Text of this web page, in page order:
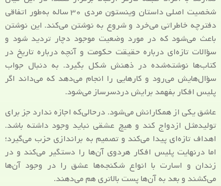
شخصیت اصلی داستان وینستون مردی ۳۰ ساله به‌طور اتفاقی
دفترچه خاطراتی می‌خرد و شروع به نوشتن می‌کند. این نوشتن
باعث می‌شود که در مورد وضعیت موجود دچار تردید شود و
سؤالات تازه‌ای درباره حقیقت حکومت و آنچه درباره تاریخ در
کتاب‌ها نوشته‌شده در ذهنش شکل بگیرد. به دنبال جواب
سؤال‌هایش می‌رود و کارهایی را انجام می‌دهد که می‌داند اگر
پلیس افکار بفهمد برایش دردسرساز می‌شود.
عاشق یکی از همکارانش می‌شود. درحالی‌که اجازه ندارد جز برای
تولیدمثل ازدواج کند و هیچ عشقی نباید وجود داشته باشد.
اهداف تازه‌ای پیدا می‌کند و تصمیم به براندازی حزب می‌گیرد؛
اما درنهایت پلیس افکار هردوی آن‌ها را دستگیر می‌کند و در
زندان و اسارت با انواع شکنجه‌ها عشق را در وجود آن‌ها
می‌کشند و بعد به آن‌ها پست بالاتری هم می‌دهند.